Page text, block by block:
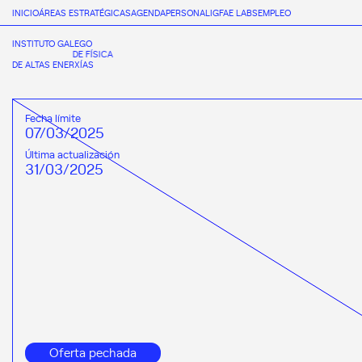
INICIOÁREAS ESTRATÉGICASAGENDAPERSONALIGFAE LABSEMPLEO
INSTITUTO GALEGO
DE FÍSICA
DE ALTAS ENERXÍAS
Fecha límite
07/03/2025
Última actualización
31/03/2025
Oferta pechada